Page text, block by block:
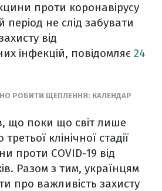
проти коронавірусу
період не слід забувати
від
інфекцій, повідомляє 24
РОБИТИ ЩЕПЛЕННЯ: КАЛЕНДАР
що поки що світ лише
клінічної стадії
проти COVID-19 від
Разом з тим, українцям
про важливість захисту